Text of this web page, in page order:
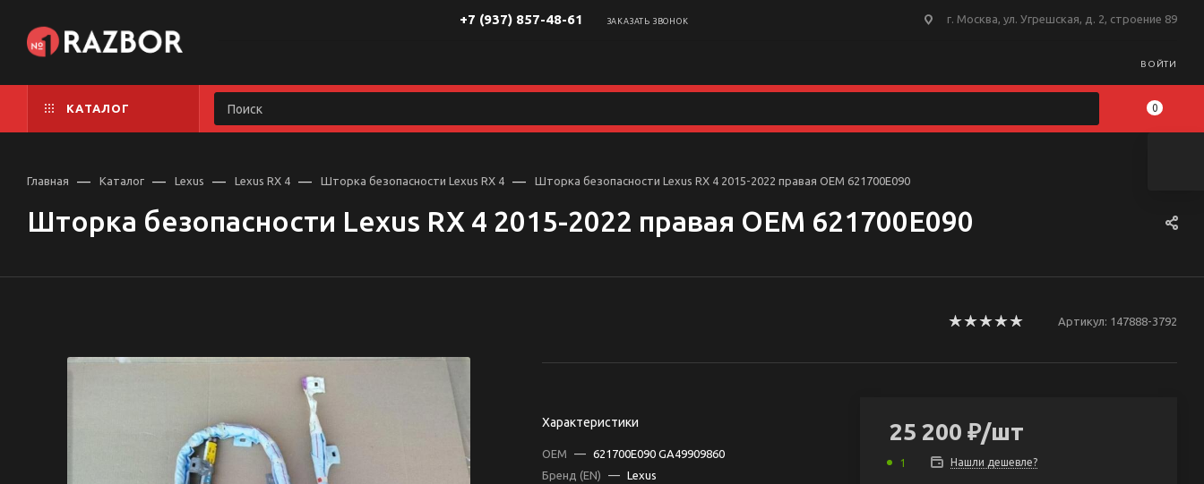
+7 (937) 857-48-61 ЗАКАЗАТЬ ЗВОНОК г. Москва, ул. Угрешская, д. 2, строение 89
ВОЙТИ
КАТАЛОГ 0
Главная — Каталог — Lexus — Lexus RX 4 — Шторка безопасности Lexus RX 4 — Шторка безопасности Lexus RX 4 2015-2022 правая OEM 621700E090
Шторка безопасности Lexus RX 4 2015-2022 правая OEM 621700E090
Артикул: 147888-3792
Характеристики
OEM — 621700E090 GA49909860
Бренд (EN)
— Lexus
25 200 ₽/шт
1 Нашли дешевле?